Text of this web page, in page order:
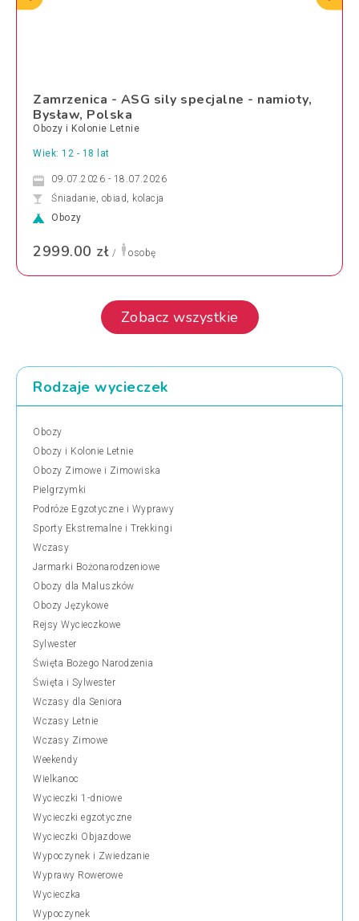
Zamrzenica - ASG sily specjalne - namioty,
Bysław, Polska
Obozy i Kolonie Letnie
Wiek: 12 - 18 lat
09.07.2026 - 18.07.2026
Śniadanie, obiad, kolacja
Obozy
2999.00 zł / osobę
Zobacz wszystkie
Rodzaje wycieczek
Obozy
Obozy i Kolonie Letnie
Obozy Zimowe i Zimowiska
Pielgrzymki
Podróże Egzotyczne i Wyprawy
Sporty Ekstremalne i Trekkingi
Wczasy
Jarmarki Bożonarodzeniowe
Obozy dla Maluszków
Obozy Językowe
Rejsy Wycieczkowe
Sylwester
Święta Bożego Narodzenia
Święta i Sylwester
Wczasy dla Seniora
Wczasy Letnie
Wczasy Zimowe
Weekendy
Wielkanoc
Wycieczki 1-dniowe
Wycieczki egzotyczne
Wycieczki Objazdowe
Wypoczynek i Zwiedzanie
Wyprawy Rowerowe
Wycieczka
Wypoczynek